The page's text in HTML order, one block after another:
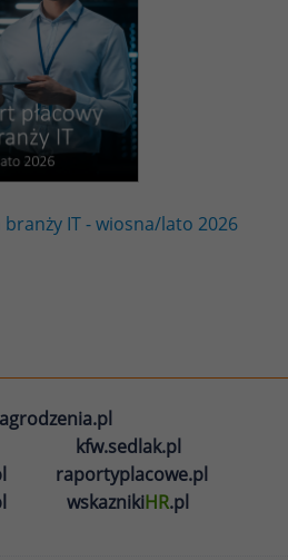
branży IT - wiosna/lato 2026
kfw.sedlak.pl
raportyplacowe.pl
wskaznikiHR.pl